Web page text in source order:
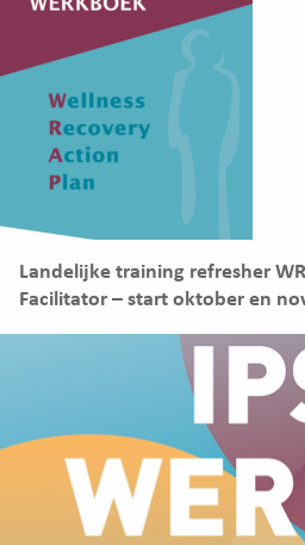
Landelijke training refresher
Facilitator – start oktober en